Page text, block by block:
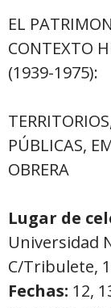
EL
CONTEXTO
(1939-1975):
PÚBLICAS,
OBRERA
Lugar de
Universidad
C/Tribulete,
Fechas: 12,